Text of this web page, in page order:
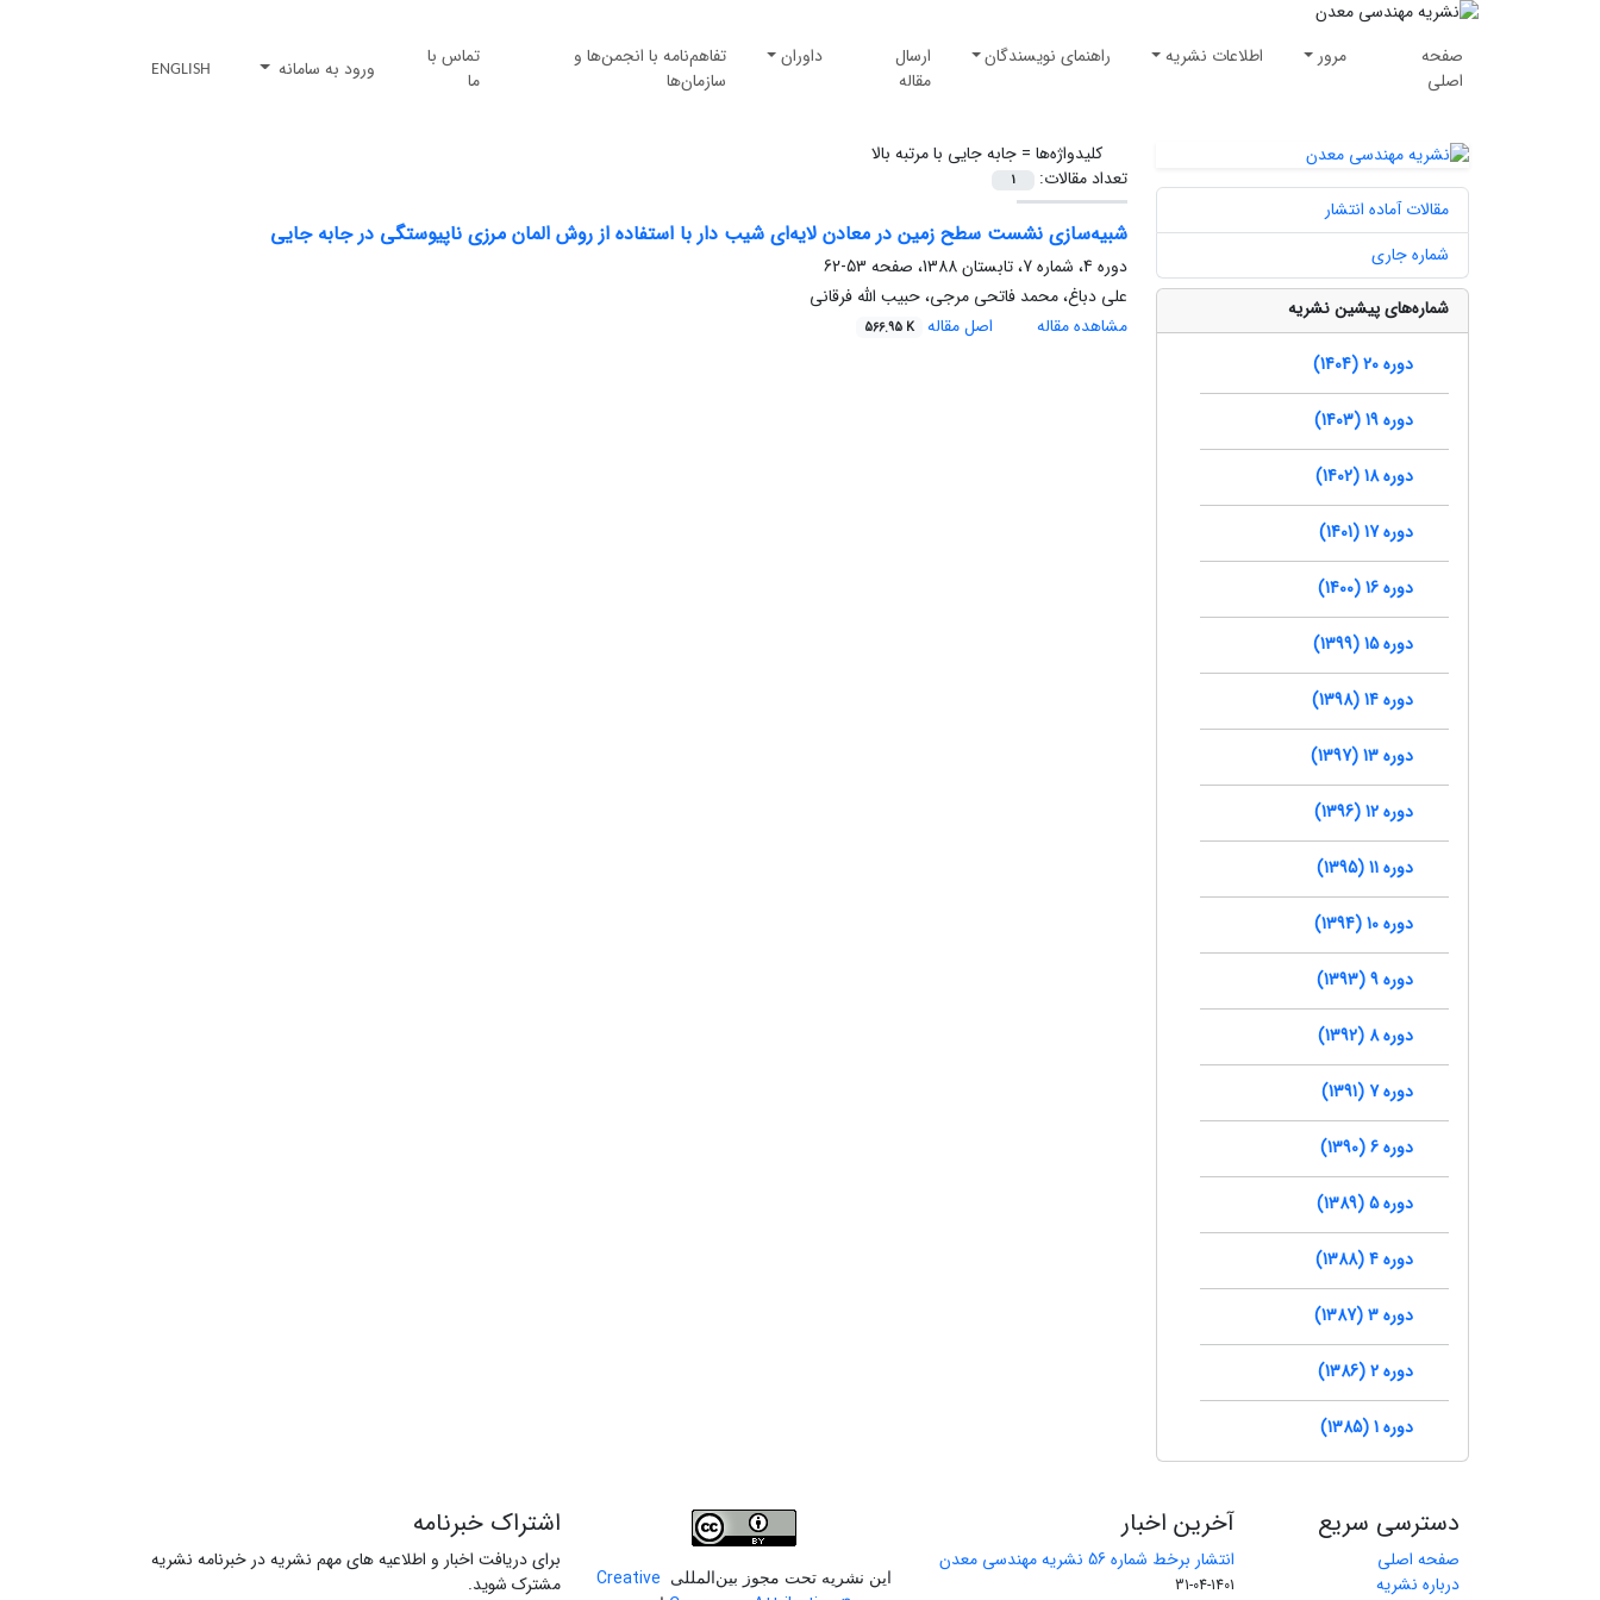
صفحه
اصلی
مرور اطلاعات نشریه راهنمای نویسندگان
ارسال
مقاله
داوران
تفاهم‌نامه با انجمن‌ها و
سازمان‌ها
تماس با
ما
ورود به سامانه ENGLISH
کلیدواژه‌ها =جابه جایی با مرتبه بالا
تعداد مقالات:
1
شبیه‌سازی نشست سطح زمین در معادن لایه‌ای شیب دار با استفاده از روش المان مرزی ناپیوستگی در جابه جایی
دوره 4، شماره 7، تابستان 1388، صفحه
53-62
علی دباغ، محمد فاتحی مرجی، حبیب الله فرقانی
مشاهده مقاله
اصل مقاله 566.95 K
مقالات آماده انتشار
شماره جاری
شماره‌های پیشین نشریه
دوره 20 (1404)
دوره 19 (1403)
دوره 18 (1402)
دوره 17 (1401)
دوره 16 (1400)
دوره 15 (1399)
دوره 14 (1398)
دوره 13 (1397)
دوره 12 (1396)
دوره 11 (1395)
دوره 10 (1394)
دوره 9 (1393)
دوره 8 (1392)
دوره 7 (1391)
دوره 6 (1390)
دوره 5 (1389)
دوره 4 (1388)
دوره 3 (1387)
دوره 2 (1386)
دوره 1 (1385)
دسترسی سریع
صفحه اصلی
درباره نشریه
آخرین اخبار
انتشار برخط شماره 56 نشریه مهندسی معدن
1401-04-31 این نشریه تحت مجوز بین‌المللی
Creative
اشتراک خبرنامه
برای دریافت اخبار و اطلاعیه های مهم نشریه در خبرنامه نشریه
مشترک شوید.